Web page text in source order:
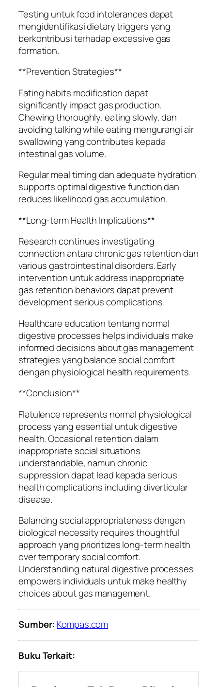
Testing untuk food intolerances dapat
mengidentifikasi dietary triggers yang
berkontribusi terhadap excessive gas
formation.
**Prevention Strategies**
Eating habits modification dapat
significantly impact gas production.
Chewing thoroughly, eating slowly, dan
avoiding talking while eating mengurangi air
swallowing yang contributes kepada
intestinal gas volume.
Regular meal timing dan adequate hydration
supports optimal digestive function dan
reduces likelihood gas accumulation.
**Long-term Health Implications**
Research continues investigating
connection antara chronic gas retention dan
various gastrointestinal disorders. Early
intervention untuk address inappropriate
gas retention behaviors dapat prevent
development serious complications.
Healthcare education tentang normal
digestive processes helps individuals make
informed decisions about gas management
strategies yang balance social comfort
dengan physiological health requirements.
**Conclusion**
Flatulence represents normal physiological
process yang essential untuk digestive
health. Occasional retention dalam
inappropriate social situations
understandable, namun chronic
suppression dapat lead kepada serious
health complications including diverticular
disease.
Balancing social appropriateness dengan
biological necessity requires thoughtful
approach yang prioritizes long-term health
over temporary social comfort.
Understanding natural digestive processes
empowers individuals untuk make healthy
choices about gas management.
Sumber: Kompas.com
Buku Terkait: